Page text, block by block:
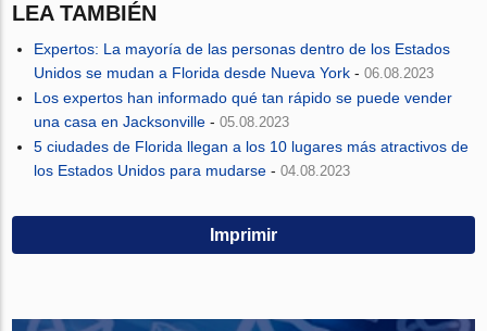
LEA TAMBIÉN
Expertos: La mayoría de las personas dentro de los Estados
Unidos se mudan a Florida desde Nueva York -06.08.2023
Los expertos han informado qué tan rápido se puede vender
una casa en Jacksonville -05.08.2023
5 ciudades de Florida llegan a los 10 lugares más atractivos de
los Estados Unidos para mudarse -04.08.2023
Imprimir